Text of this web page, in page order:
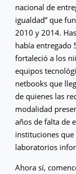
nacional de
igualdad” que
2010 y 2014.
había entregado
fortaleció a los
equipos
netbooks que
de quienes las
modalidad
años de falta de
instituciones
laboratorios
Ahora sí,